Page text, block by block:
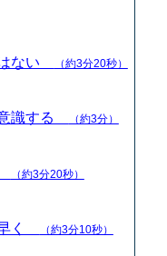
ない （約3分20秒）
識する （約3分）
（約3分20秒）
く （約3分10秒）